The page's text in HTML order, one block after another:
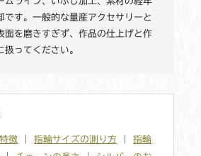
です。一般的な量産アクセサリーと
面を磨きすぎず、作品の仕上げと作
扱ってください。
徴 ｜指輪サイズの測り方 ｜指輪